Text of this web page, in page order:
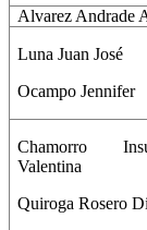
Alvarez Andrade
Luna Juan José
Ocampo Jennifer
Chamorro
Valentina
Quiroga Rosero